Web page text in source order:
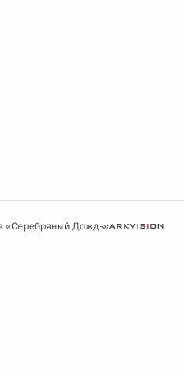
«Серебряный Дождь»